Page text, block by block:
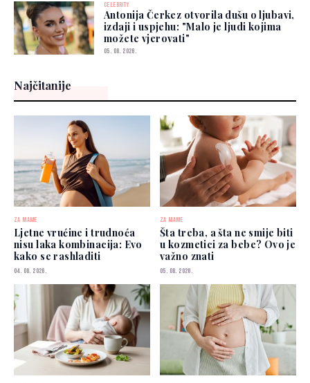
CELEBRITY
Antonija Čerkez otvorila dušu o ljubavi,
izdaji i uspjehu: "Malo je ljudi kojima
možete vjerovati"
05. 08. 2026.
Najčitanije
ZA MAME
Ljetne vrućine i trudnoća
nisu laka kombinacija: Evo
kako se rashladiti
04. 08. 2026.
ZA MAME
Šta treba, a šta ne smije biti
u kozmetici za bebe? Ovo je
važno znati
05. 08. 2026.